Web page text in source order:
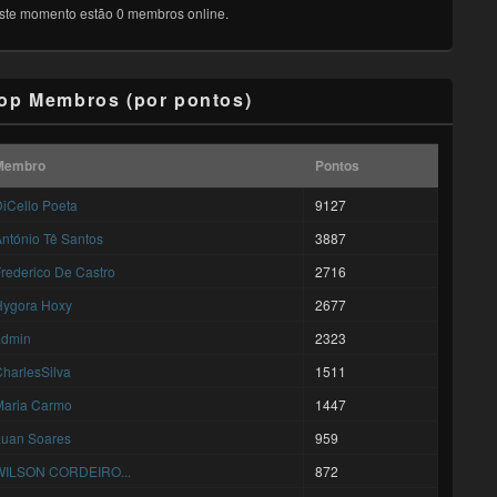
momento estão 0 membros online.
Membros (por pontos)
Pontos
Poeta
9127
Tê Santos
3887
De Castro
2716
Hoxy
2677
2323
1511
Carmo
1447
Soares
959
CORDEIRO...
872